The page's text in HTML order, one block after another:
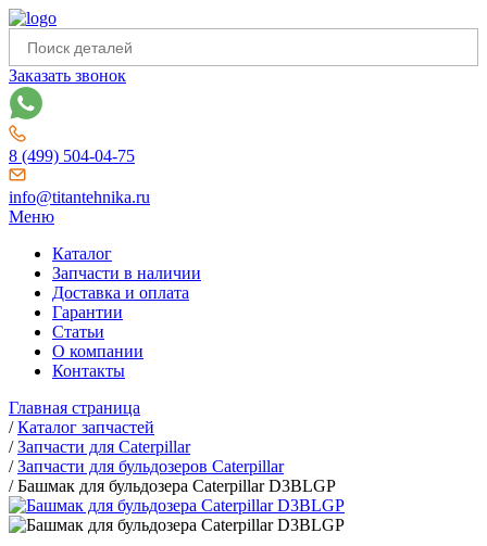
Заказать звонок
8 (499) 504-04-75
info@titantehnika.ru
Меню
Каталог
Запчасти в наличии
Доставка и оплата
Гарантии
Статьи
О компании
Контакты
Главная страница
/Каталог запчастей
/Запчасти для Caterpillar
/Запчасти для бульдозеров Caterpillar
/Башмак для бульдозера Caterpillar D3BLGP